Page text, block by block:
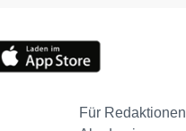
Für Redaktionen